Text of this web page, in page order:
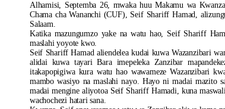
Alhamisi, Septemba 26, mwaka huu Makamu wa
Chama cha Wananchi (CUF), Seif Shariff Hamad,
Salaam.
Katika mazungumzo yake na watu hao, Seif Shariff
maslahi yoyote kwo.
Seif Shariff Hamad aliendelea kudai kuwa Wazanzibari
alidai kuwa tayari Bara imepeleka Zanzibar
itakapopigiwa kura watu hao wawameze Wazanzibari
mambo wasiyo na maslahi nayo. Hayo ni madai mazito
madai mengine aliyotoa Seif Shariff Hamadi, kuna
wachochezi hatari sana.